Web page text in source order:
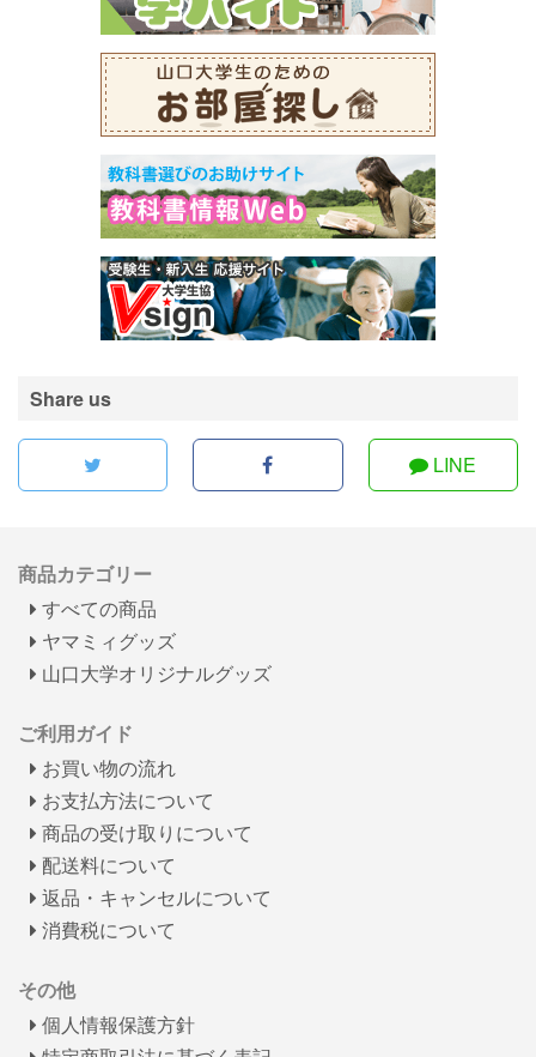
Share us
LINE
商品カテゴリー
すべての商品
ヤマミィグッズ
山口大学オリジナルグッズ
ご利用ガイド
お買い物の流れ
お支払方法について
商品の受け取りについて
配送料について
返品・キャンセルについて
消費税について
その他
個人情報保護方針